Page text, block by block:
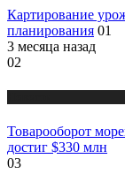
Картирование
планирования 01
3 месяца назад
02
Товарооборот
достиг $330 млн
03